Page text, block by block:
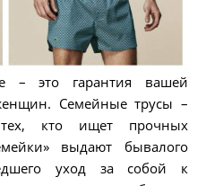
– это гарантия вашей
Семейные трусы –
кто ищет прочных
выдают бывалого
уход за собой к